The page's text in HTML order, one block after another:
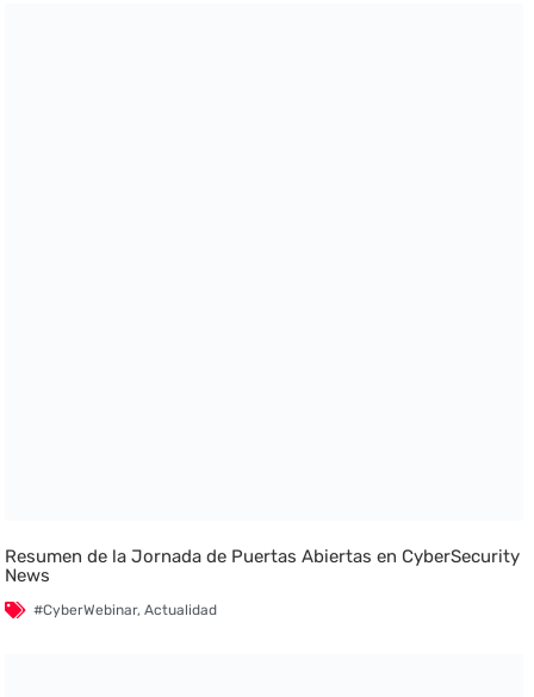
Resumen de la Jornada de Puertas Abiertas en CyberSecurity
News
#CyberWebinar,Actualidad